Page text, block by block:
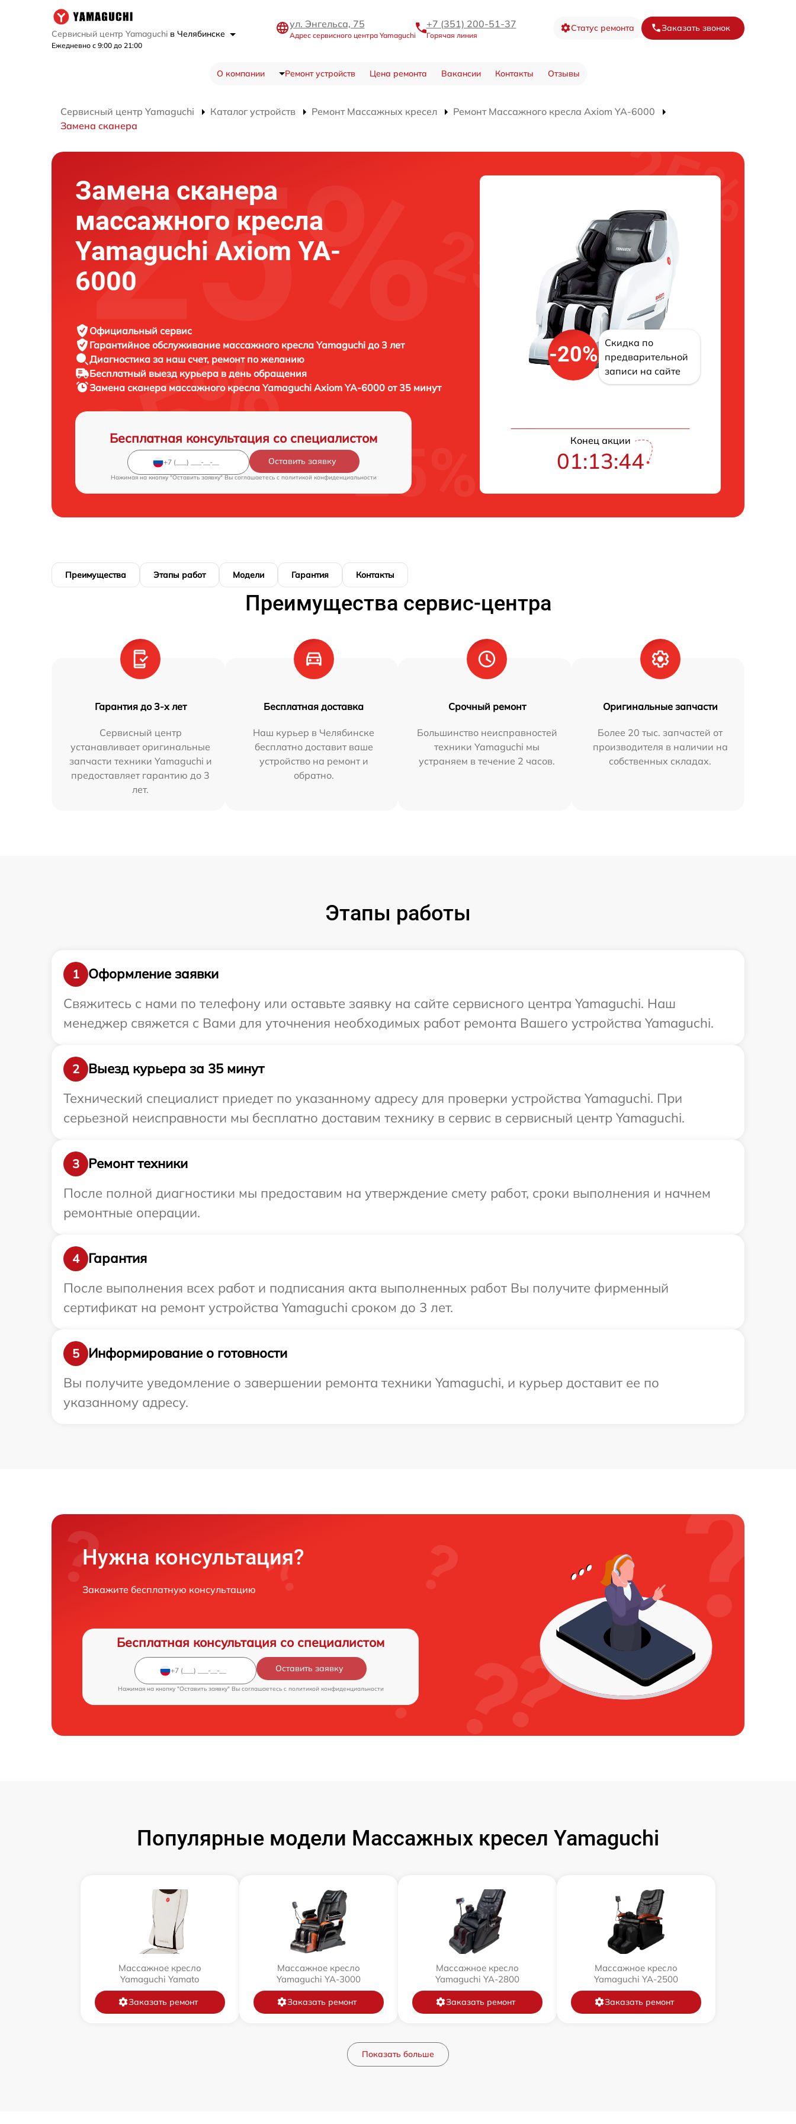
Сервисный центр Yamaguchi в Челябинске
Ежедневно с 9:00 до 21:00
ул. Энгельса, 75
Адрес сервисного центра Yamaguchi
+7 (351) 200-51-37
Горячая линия
Статус ремонта Заказать звонок
О компании Ремонт устройств Цена ремонта Вакансии Контакты Отзывы
Сервисный центр Yamaguchi Каталог устройств Ремонт Массажных кресел
Ремонт Массажного кресла Axiom YA-6000
Замена сканера
Замена сканера
массажного кресла
Yamaguchi Axiom YA-
6000
Официальный сервис
Гарантийное обслуживание массажного кресла Yamaguchi до 3 лет
Диагностика за наш счет, ремонт по желанию
Бесплатный выезд курьера в день обращения
Замена сканера массажного креслаYamaguchi Axiom YA-6000 от 35 минут
Бесплатная консультация со специалистом
Оставить заявку
Нажимая на кнопку "Оставить заявку" Вы соглашаетесь c политикой конфиденциальности
-20%
Скидка по
предварительной
записи на сайте
Конец акции
01:13:43
Преимущества Этапы работ Модели Гарантия Контакты
Преимущества сервис-центра
Гарантия до 3-х лет
Сервисный центр
устанавливает оригинальные
запчасти техники Yamaguchi и
предоставляет гарантию до 3
лет.
Бесплатная доставка
Наш курьер в Челябинске
бесплатно доставит ваше
устройство на ремонт и
обратно.
Срочный ремонт
Большинство неисправностей
техники Yamaguchi мы
устраняем в течение 2 часов.
Оригинальные запчасти
Более 20 тыс. запчастей от
производителя в наличии на
собственных складах.
Этапы работы
1
Оформление заявки
Свяжитесь с нами по телефону или оставьте заявку на сайте сервисного центра Yamaguchi. Наш
менеджер свяжется с Вами для уточнения необходимых работ ремонта Вашего устройства Yamaguchi.
2
Выезд курьера за 35 минут
Технический специалист приедет по указанному адресу для проверки устройства Yamaguchi. При
серьезной неисправности мы бесплатно доставим технику в сервис в сервисный центр Yamaguchi.
3
Ремонт техники
После полной диагностики мы предоставим на утверждение смету работ, сроки выполнения и начнем
ремонтные операции.
4
Гарантия
После выполнения всех работ и подписания акта выполненных работ Вы получите фирменный
сертификат на ремонт устройства Yamaguchi сроком до 3 лет.
5
Информирование о готовности
Вы получите уведомление о завершении ремонта техники Yamaguchi, и курьер доставит ее по
указанному адресу.
Нужна консультация?
Закажите бесплатную консультацию
Бесплатная консультация со специалистом
Оставить заявку
Нажимая на кнопку "Оставить заявку" Вы соглашаетесь c политикой конфиденциальности
Популярные модели Массажных кресел Yamaguchi
Массажное кресло
Yamaguchi Yamato
Заказать ремонт
Массажное кресло
Yamaguchi YA-3000
Заказать ремонт
Массажное кресло
Yamaguchi YA-2800
Заказать ремонт
Массажное кресло
Yamaguchi YA-2500
Заказать ремонт
Показать больше